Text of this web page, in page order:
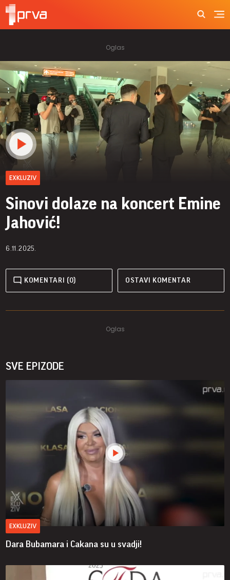
EXKLUZIV
Sinovi dolaze na koncert Emine
Jahović!
6.11.2025.
KOMENTARI (0) OSTAVI KOMENTAR
SVE EPIZODE
EXKLUZIV
Dara Bubamara i Cakana su u svadji!